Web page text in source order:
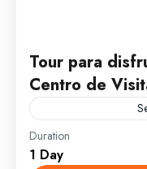
Tour para
Centro de
(Este tour se
exclusivamente).
Duration
1 Day